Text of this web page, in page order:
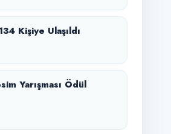
Kişiye Ulaşıldı
Yarışması Ödül